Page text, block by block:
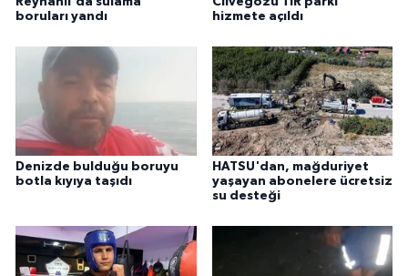
boruları yandı
hizmete açıldı
Denizde bulduğu boruyu
botla kıyıya taşıdı
HATSU'dan, mağduriyet
yaşayan abonelere ücretsiz
su desteği